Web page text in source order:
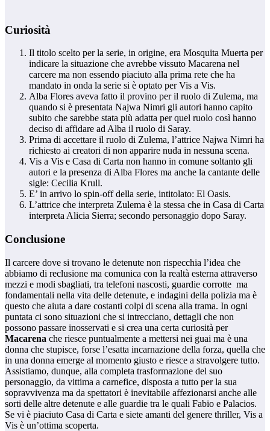
Curiosità
Il titolo scelto per la serie, in origine, era Mosquita Muerta per
indicare la situazione che avrebbe vissuto Macarena nel
carcere ma non essendo piaciuto alla prima rete che ha
mandato in onda la serie si è optato per Vis a Vis.
Alba Flores aveva fatto il provino per il ruolo di Zulema, ma
quando si è presentata Najwa Nimri gli autori hanno capito
subito che sarebbe stata più adatta per quel ruolo così hanno
deciso di affidare ad Alba il ruolo di Saray.
Prima di accettare il ruolo di Zulema, l’attrice Najwa Nimri ha
richiesto ai creatori di non apparire nuda in nessuna scena.
Vis a Vis e Casa di Carta non hanno in comune soltanto gli
autori e la presenza di Alba Flores ma anche la cantante delle
sigle: Cecilia Krull.
E’ in arrivo lo spin-off della serie, intitolato: El Oasis.
L’attrice che interpreta Zulema è la stessa che in Casa di Carta
interpreta Alicia Sierra; secondo personaggio dopo Saray.
Conclusione
Il carcere dove si trovano le detenute non rispecchia l’idea che
abbiamo di reclusione ma comunica con la realtà esterna attraverso
mezzi e modi sbagliati, tra telefoni nascosti, guardie corrotte ma
fondamentali nella vita delle detenute, e indagini della polizia ma è
questo che aiuta a dare costanti colpi di scena alla trama. In ogni
puntata ci sono situazioni che si intrecciano, dettagli che non
possono passare inosservati e si crea una certa curiosità per
Macarena che riesce puntualmente a mettersi nei guai ma è una
donna che stupisce, forse l’esatta incarnazione della forza, quella che
in una donna emerge al momento giusto e riesce a stravolgere tutto.
Assistiamo, dunque, alla completa trasformazione del suo
personaggio, da vittima a carnefice, disposta a tutto per la sua
sopravvivenza ma da spettatori è inevitabile affezionarsi anche alle
sorti delle altre detenute e alle guardie tra le quali Fabio e Palacios.
Se vi è piaciuto Casa di Carta e siete amanti del genere thriller, Vis a
Vis è un’ottima scoperta.